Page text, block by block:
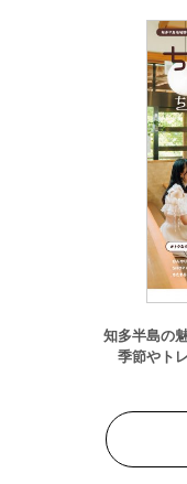
知多半島の
季節やト